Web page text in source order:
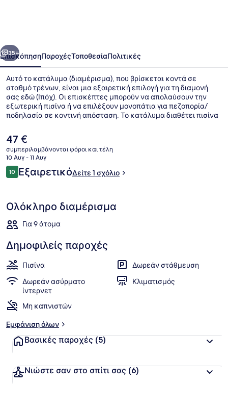
Waterpark
Επόμενο
35+
ΕπισκόπησηΠαροχέςΤοποθεσίαΠολιτικές
Αυτό το κατάλυμα (διαμέρισμα), που βρίσκεται κοντά σε
σταθμό τρένων, είναι μια εξαιρετική επιλογή για τη διαμονή
σας εδώ (Ιπόχ). Οι επισκέπτες μπορούν να απολαύσουν την
εξωτερική πισίνα ή να επιλέξουν μονοπάτια για πεζοπορία/
ποδηλασία σε κοντινή απόσταση. Το κατάλυμα διαθέτει πισίνα
Η
τρέχουσα
τιμή
είναι
47 €
47 €
συμπεριλαμβάνονται φόροι και τέλη
10 Αυγ - 11 Αυγ
Σχόλια
1010 στα 10
ΕξαιρετικόΔείτε 1 σχόλιο
Ολόκληρο διαμέρισμα
Για 9 άτομα
Δημοφιλείς παροχές
Πισίνα
Δωρεάν στάθμευση
Δωρεάν ασύρματο
ίντερνετ
Κλιματισμός
Μη καπνιστών
Εμφάνιση όλων
Βασικές παροχές (5)
Νιώστε σαν στο σπίτι σας (6)